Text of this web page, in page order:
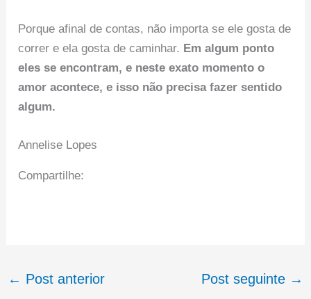
Porque afinal de contas, não importa se ele gosta de
correr e ela gosta de caminhar. Em algum ponto
eles se encontram, e neste exato momento o
amor acontece, e isso não precisa fazer sentido
algum.
Annelise Lopes
Compartilhe:
← Post anterior Post seguinte →